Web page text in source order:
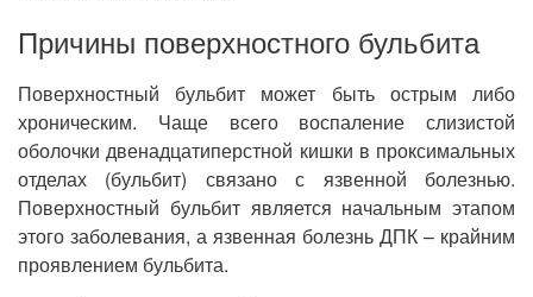
Причины поверхностного бульбита
Поверхностный бульбит может быть острым либо
хроническим. Чаще всего воспаление слизистой
оболочки двенадцатиперстной кишки в проксимальных
отделах (бульбит) связано с язвенной болезнью.
Поверхностный бульбит является начальным этапом
этого заболевания, а язвенная болезнь ДПК – крайним
проявлением бульбита.